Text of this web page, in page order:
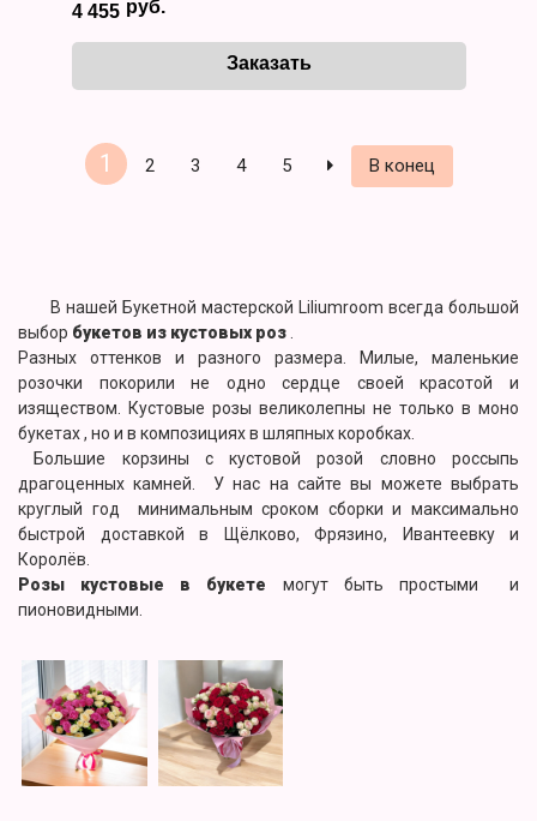
4 455
1 2 3 4 5 В конец
В нашей Букетной мастерской Liliumroom всегда большой
выбор букетов из кустовых роз
Разных оттенков и разного размера. Милые, маленькие
розочки покорили не одно сердце своей красотой и
изяществом. Кустовые розы великолепны не только в моно
букетах , но и в композициях в шляпных коробках.
Большие корзины с кустовой розой словно россыпь
драгоценных камней. У нас на сайте вы можете выбрать
круглый год минимальным сроком сборки и максимально
быстрой доставкой в Щёлково, Фрязино, Ивантеевку и
Королёв.
Розы кустовые в букете могут быть простыми и
пионовидными.